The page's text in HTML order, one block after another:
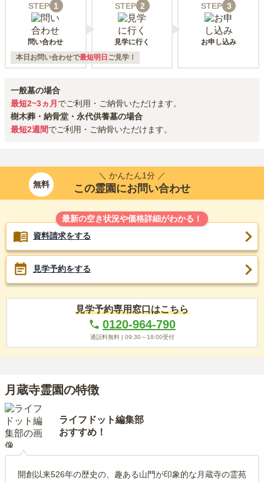
STEP 1
問い合わせ
STEP 2
見学に行く
STEP 3
お申し込み
本日お問い合わせで最短明日 ご見学！
一般墓の場合
最短2~3ヵ月 でご利用・ご納骨いただけます。
樹木葬・納骨堂・永代供養墓の場合
最短2週間でご利用・ご納骨いただけます。
無料
＼ かんたん1分 ／
この霊園にお問い合わせ
最新の空き状況や価格詳細がわかる！
資料請求をする
見学予約をする
見学予約専用窓口はこちら
0120-964-790
通話料無料 | 09:30～18:00受付
月蔵寺霊園の特徴
ライフドット編集部
おすすめ！
開創以来526年の歴史の、趣ある山門が印象的な月蔵寺の霊苑